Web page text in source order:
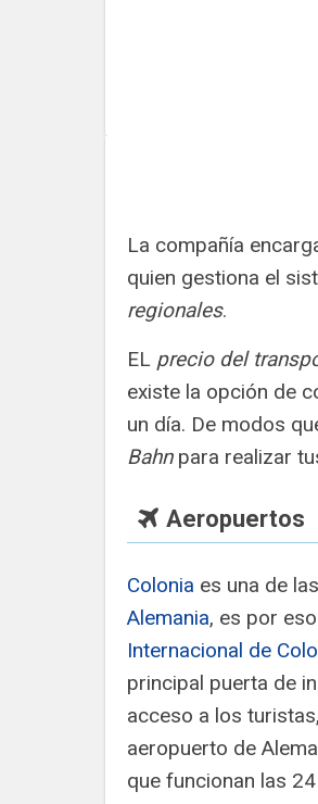
La compañía
quien gestiona el
regionales.
EL precio del
existe la opción de
un día. De modos
Bahnpara realizar
Aeropuertos
Colonia es una de
Alemania, es por
Internacional de
principal puerta de
acceso a los
aeropuerto de
que funcionan las